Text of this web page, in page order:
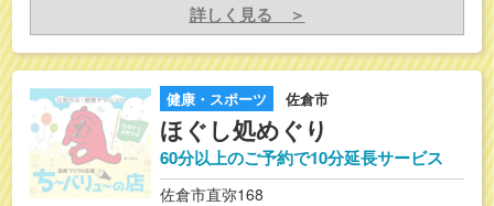
詳しく見る ＞
健康・スポーツ 佐倉市
ほぐし処めぐり
60分以上のご予約で10分延長サービス
佐倉市直弥168